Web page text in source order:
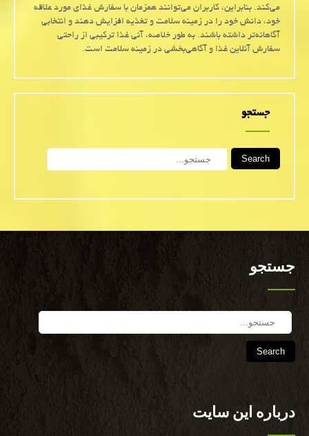
می‌کند. بنابراین، کاربران می‌توانند همزمان با سفارش غذای مورد علاقه
خود، دانش خود را در زمینه سلامت و تغذیه افزایش دهند و انتخابی
آگاهانه‌تر داشته باشند. به طور خلاصه، آنی غذا ترکیبی از راحتی
سفارش آنلاین غذا و آگاهی‌بخشی در زمینه سلامت است.
جستجو
Search
جستجو
Search
درباره این سایت